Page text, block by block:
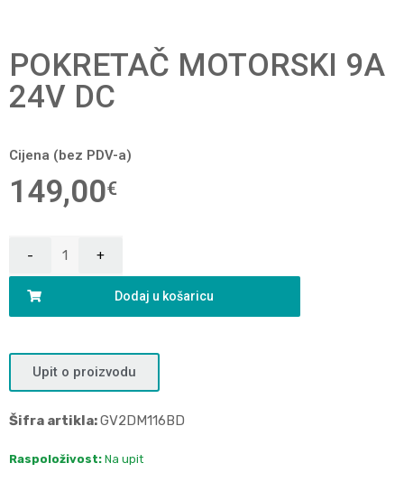
POKRETAČ MOTORSKI 9A
24V DC
Cijena (bez PDV-a)
149,00€
Dodaj u košaricu
Upit o proizvodu
Šifra artikla:GV2DM116BD
Raspoloživost: Na upit